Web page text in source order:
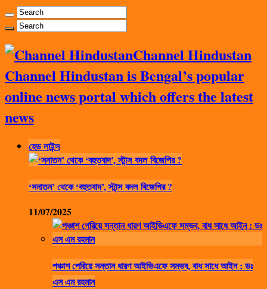
Channel Hindustan
Channel Hindustan is Bengal’s popular
online news portal which offers the latest
news
হেড লাইন্স
‘সনাতন’ থেকে ‘বহুতবাদ’, স্টান্স বদল বিজেপির ?
11/07/2025
পঞ্চাশ পেরিয়ে সন্তান ধারণ আইভিএফে সম্ভব, বাধ সাধে আইন : ডঃ
এস এম রহমান